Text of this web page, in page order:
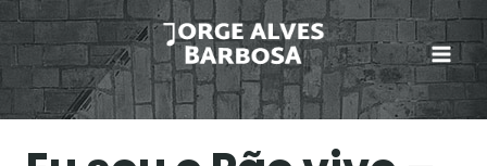
Skip
to
content